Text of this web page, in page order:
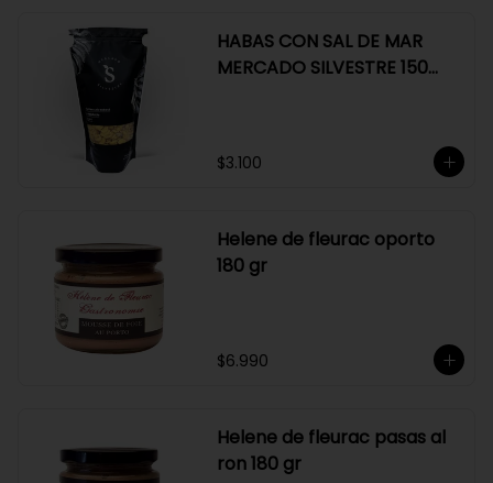
HABAS CON SAL DE MAR
MERCADO SILVESTRE 150
$3.100
Helene de fleurac oporto
180 gr
$6.990
Helene de fleurac pasas al
ron 180 gr